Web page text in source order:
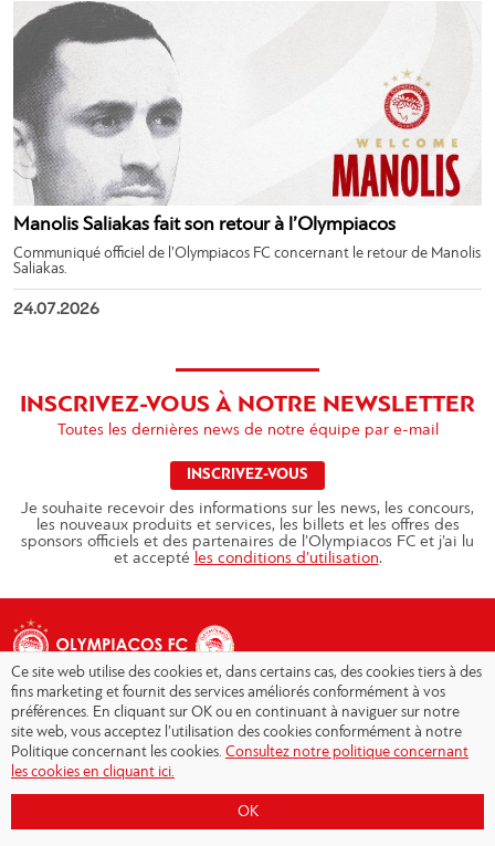
Manolis Saliakas fait son retour à l’Olympiacos
Communiqué officiel de l’Olympiacos FC concernant le retour de Manolis
Saliakas.
24.07.2026
INSCRIVEZ-VOUS À NOTRE NEWSLETTER
Toutes les dernières news de notre équipe par e-mail
INSCRIVEZ-VOUS
Je souhaite recevoir des informations sur les news, les concours,
les nouveaux produits et services, les billets et les offres des
sponsors officiels et des partenaires de l’Olympiacos FC et j’ai lu
et accepté les conditions d’utilisation.
Copyright © 2026 - Olympiacos.org
Conditions d'utilisation|
Contact
Ce site web utilise des cookies et, dans certains cas, des cookies tiers à des
fins marketing et fournit des services améliorés conformément à vos
préférences. En cliquant sur OK ou en continuant à naviguer sur notre
site web, vous acceptez l’utilisation des cookies conformément à notre
Politique concernant les cookies. Consultez notre politique concernant
les cookies en cliquant ici.
OK